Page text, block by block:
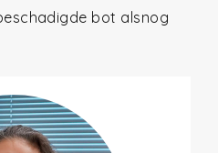
bot alsnog